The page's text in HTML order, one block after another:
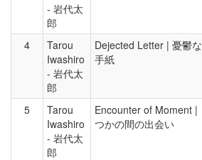
- 岩代太
郎
4
Tarou
Iwashiro
- 岩代太
郎
Dejected Letter | 憂鬱な
手紙
5
Tarou
Iwashiro
- 岩代太
郎
Encounter of Moment |
つかの間の出会い